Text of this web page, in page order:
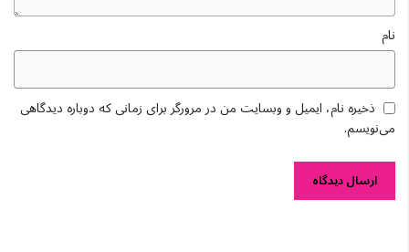
نام
ذخیره نام، ایمیل و وبسایت من در مرورگر برای زمانی که دوباره دیدگاهی
می‌نویسم.